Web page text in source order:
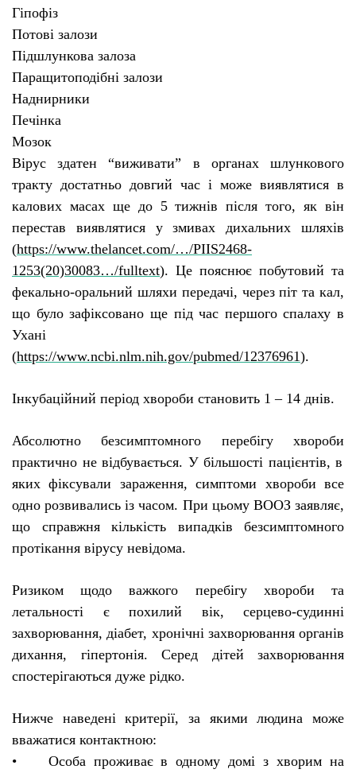
Гіпофіз
Потові залози
Підшлункова залоза
Паращитоподібні залози
Наднирники
Печінка
Мозок
Вірус здатен “виживати” в органах шлункового
тракту достатньо довгий час і може виявлятися в
калових масах ще до 5 тижнів після того, як він
перестав виявлятися у змивах дихальних шляхів
(https://www.thelancet.com/…/PIIS2468-
1253(20)30083…/fulltext). Це пояснює побутовий та
фекально-оральний шляхи передачі, через піт та кал,
що булозафіксовано ще під час першого спалаху в
Ухані
(https://www.ncbi.nlm.nih.gov/pubmed/12376961).
Інкубаційний період хвороби становить 1 – 14 днів.
Абсолютно безсимптомного перебігухвороби
практично не відбувається. У більшості пацієнтів, в
яких фіксували зараження, симптоми хвороби все
одно розвивались із часом. При цьому ВООЗ заявляє,
що справжня кількість випадків безсимптомного
протікання вірусу невідома.
Ризиком щодо важкого перебігу хвороби та
летальності є похилий вік, серцево-судинні
захворювання, діабет, хронічні захворювання органів
дихання, гіпертонія. Серед дітей захворювання
спостерігаються дуже рідко.
Нижче наведені критерії, за якими людина може
вважатися контактною:
• Особа проживає в одному домі з хворим на